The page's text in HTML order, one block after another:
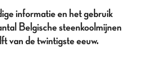
informatie en het gebruik
Belgische steenkoolmijnen
van de twintigste eeuw.